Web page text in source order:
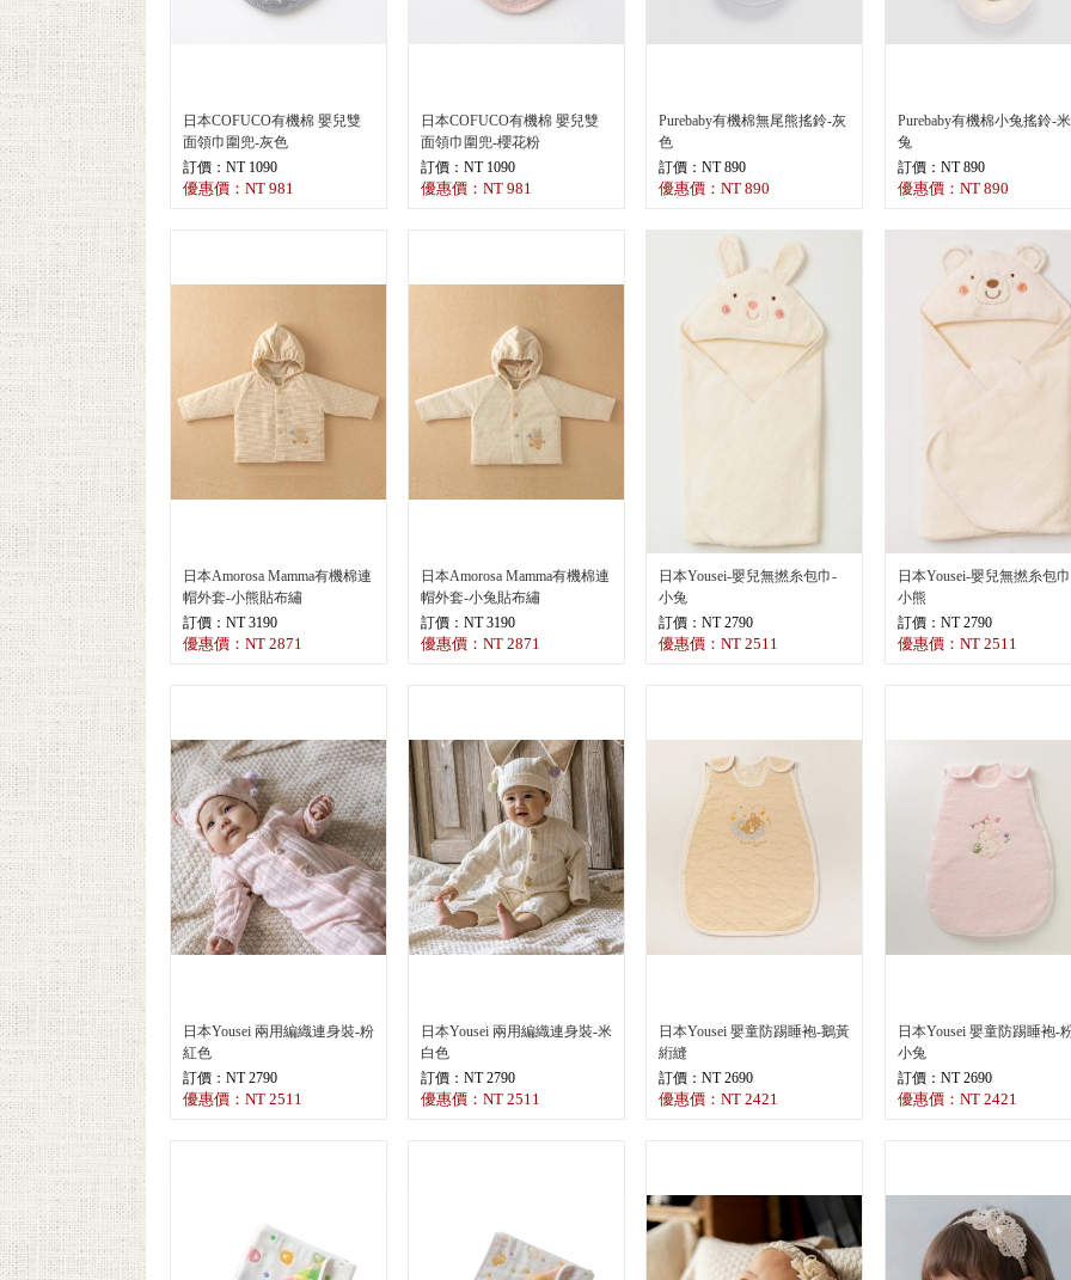
日本COFUCO有機棉 嬰兒雙
面領巾圍兜-灰色
訂價：NT 1090
優惠價：NT 981
日本COFUCO有機棉 嬰兒雙
面領巾圍兜-櫻花粉
訂價：NT 1090
優惠價：NT 981
Purebaby有機棉無尾熊搖鈴-灰
色
訂價：NT 890
優惠價：NT 890
Purebaby有機棉小兔搖鈴-
兔
訂價：NT 890
優惠價：NT 890
日本Amorosa Mamma有機棉連
帽外套-小熊貼布繡
訂價：NT 3190
優惠價：NT 2871
日本Amorosa Mamma有機棉連
帽外套-小兔貼布繡
訂價：NT 3190
優惠價：NT 2871
日本Yousei-嬰兒無撚糸包巾-
小兔
訂價：NT 2790
優惠價：NT 2511
日本Yousei-嬰兒無撚糸包
小熊
訂價：NT 2790
優惠價：NT 2511
日本Yousei 兩用編織連身裝-粉
紅色
訂價：NT 2790
優惠價：NT 2511
日本Yousei 兩用編織連身裝-米
白色
訂價：NT 2790
優惠價：NT 2511
日本Yousei 嬰童防踢睡袍-鵝黃
絎縫
訂價：NT 2690
優惠價：NT 2421
日本Yousei 嬰童防踢睡袍-
小兔
訂價：NT 2690
優惠價：NT 2421